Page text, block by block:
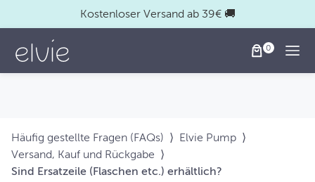
Kostenloser Versand ab 39€ 🚚
Häufig gestellte Fragen (FAQs) ⟩ Elvie Pump ⟩
Versand, Kauf und Rückgabe ⟩
Sind Ersatzeile (Flaschen etc.) erhältlich?